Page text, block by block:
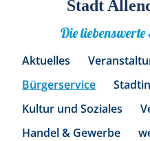
Stadt
Die
Aktuelles
Bürgerservice
Kultur und Soziales
Handel & Gewerbe